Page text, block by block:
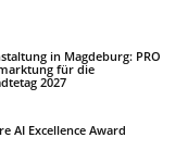
in Magdeburg: PRO
für die
2027
AI Excellence Award